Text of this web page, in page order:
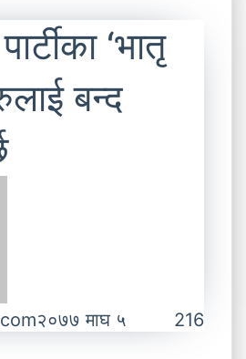
‘भातृ
बन्द
२०७७ माघ ५ 216